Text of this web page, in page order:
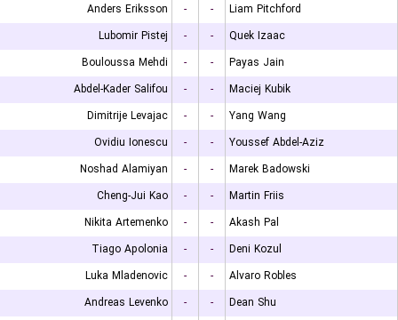
Anders Eriksson
- -
Liam Pitchford
Lubomir Pistej
- -
Quek Izaac
Bouloussa Mehdi
- -
Payas Jain
Abdel-Kader Salifou
- -
Maciej Kubik
Dimitrije Levajac
- -
Yang Wang
Ovidiu Ionescu
- -
Youssef Abdel-Aziz
Noshad Alamiyan
- -
Marek Badowski
Cheng-Jui Kao
- -
Martin Friis
Nikita Artemenko
- -
Akash Pal
Tiago Apolonia
- -
Deni Kozul
Luka Mladenovic
- -
Alvaro Robles
Andreas Levenko
- -
Dean Shu